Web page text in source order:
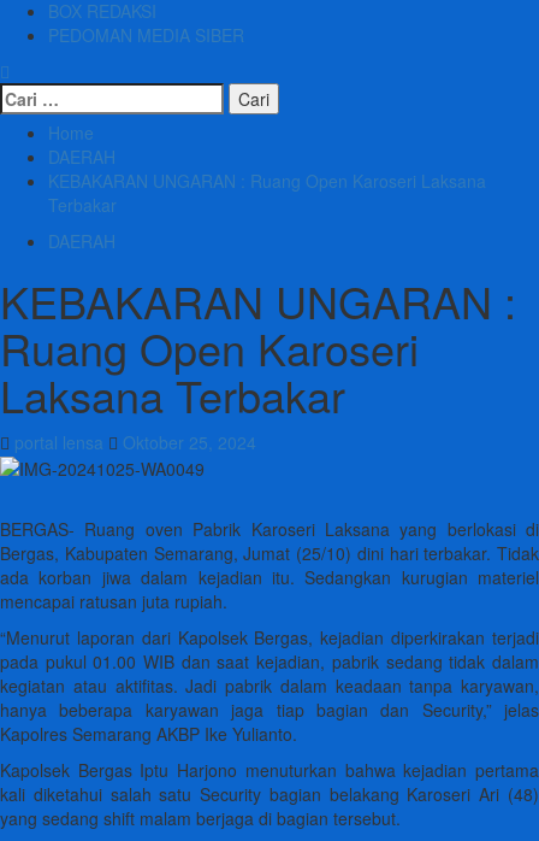
BOX REDAKSI
PEDOMAN MEDIA SIBER
Cari
untuk:
Home
DAERAH
KEBAKARAN UNGARAN : Ruang Open Karoseri Laksana
Terbakar
DAERAH
KEBAKARAN UNGARAN :
Ruang Open Karoseri
Laksana Terbakar
portal lensa Oktober 25, 2024
BERGAS- Ruang oven Pabrik Karoseri Laksana yang berlokasi di
Bergas, Kabupaten Semarang, Jumat (25/10) dini hari terbakar. Tidak
ada korban jiwa dalam kejadian itu. Sedangkan kurugian materiel
mencapai ratusan juta rupiah.
“Menurut laporan dari Kapolsek Bergas, kejadian diperkirakan terjadi
pada pukul 01.00 WIB dan saat kejadian, pabrik sedang tidak dalam
kegiatan atau aktifitas. Jadi pabrik dalam keadaan tanpa karyawan,
hanya beberapa karyawan jaga tiap bagian dan Security,” jelas
Kapolres Semarang AKBP Ike Yulianto.
Kapolsek Bergas Iptu Harjono menuturkan bahwa kejadian pertama
kali diketahui salah satu Security bagian belakang Karoseri Ari (48)
yang sedang shift malam berjaga di bagian tersebut.